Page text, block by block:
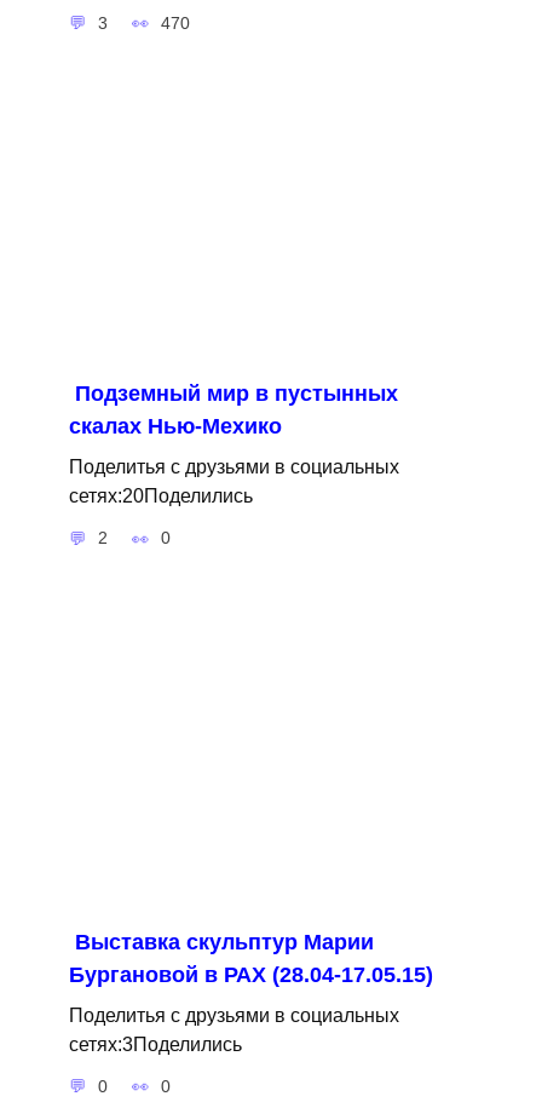
3 470
Подземный мир в пустынных
скалах Нью-Мехико
Поделитья с друзьями в социальных
сетях:20Поделились
2 0
Выставка скульптур Марии
Бургановой в РАХ (28.04-17.05.15)
Поделитья с друзьями в социальных
сетях:3Поделились
0 0